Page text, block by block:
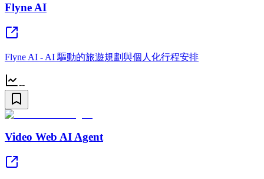
Flyne AI
Flyne AI - AI 驅動的旅遊規劃與個人化行程安排
--
Video Web AI Agent